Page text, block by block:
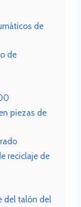
de
de
piezas de
reciclaje de
del talón del